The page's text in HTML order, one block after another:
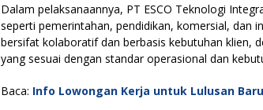
Dalam pelaksanaannya, PT ESCO Teknologi
seperti pemerintahan, pendidikan, komersial, dan
bersifat kolaboratif dan berbasis kebutuhan klien,
yang sesuai dengan standar operasional dan
Baca: Info Lowongan Kerja untuk Lulusan Baru